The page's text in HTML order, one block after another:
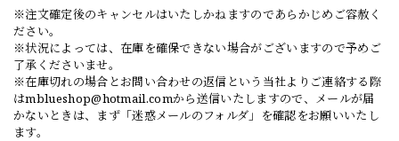
※注文確定後のキャンセルはいたしかねますのであらかじめご容赦く
ださい。
※状況によっては、在庫を確保できない場合がございますので予めご
了承くださいませ。
※在庫切れの場合とお問い合わせの返信という当社よりご連絡する際
はmblueshop@hotmail.comから送信いたしますので、メールが届
かないときは、まず「迷惑メールのフォルダ」を確認をお願いいたし
ます。